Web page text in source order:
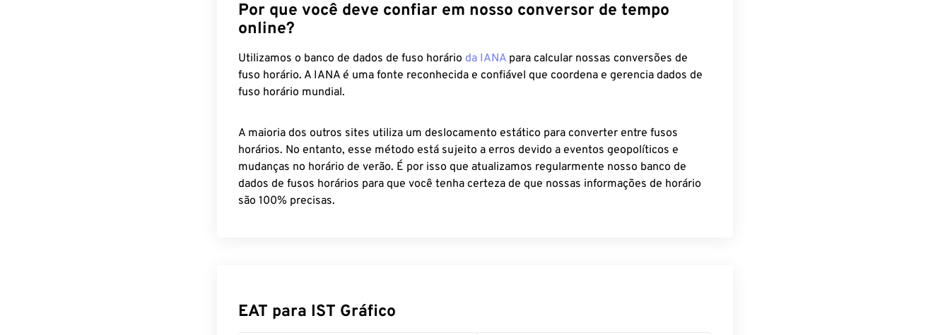
Por que você deve confiar em nosso conversor de tempo
online?
Utilizamos o banco de dados de fuso horário da IANA para calcular nossas conversões de
fuso horário. A IANA é uma fonte reconhecida e confiável que coordena e gerencia dados de
fuso horário mundial.
A maioria dos outros sites utiliza um deslocamento estático para converter entre fusos
horários. No entanto, esse método está sujeito a erros devido a eventos geopolíticos e
mudanças no horário de verão. É por isso que atualizamos regularmente nosso banco de
dados de fusos horários para que você tenha certeza de que nossas informações de horário
são 100% precisas.
EAT para IST Gráfico